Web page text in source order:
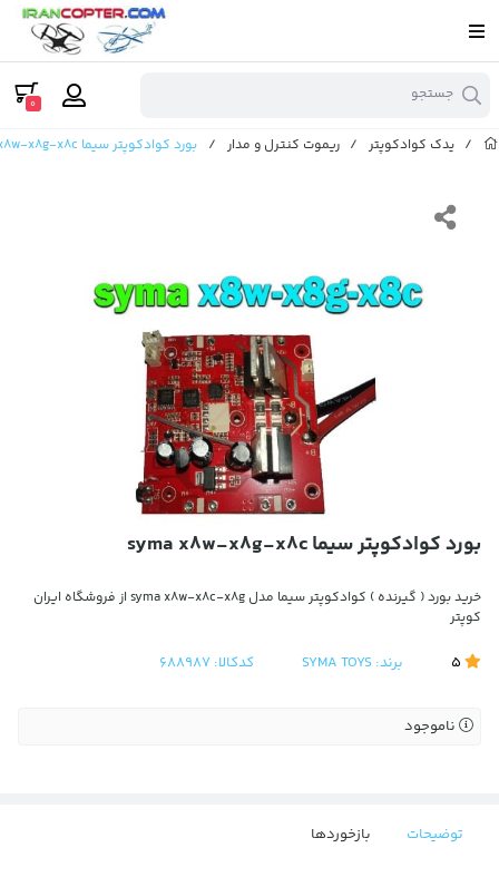
جستجو 0
/ یدک کوادکوپتر / ریموت کنترل و مدار / بورد کوادکوپتر سیما syma x8w-x8g-x8c
بورد کوادکوپتر سیما syma x8w-x8g-x8c
خرید بورد ( گیرنده ) کوادکوپتر سیما مدل syma x8w-x8c-x8g از فروشگاه ایران
کوپتر
برند: SYMA TOYS کدکالا: 688987
ناموجود
توضیحات بازخوردها